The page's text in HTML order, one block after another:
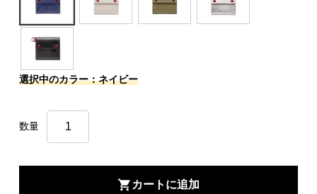
選択中のカラー：ネイビー
数量
shopping_cart カートに追加